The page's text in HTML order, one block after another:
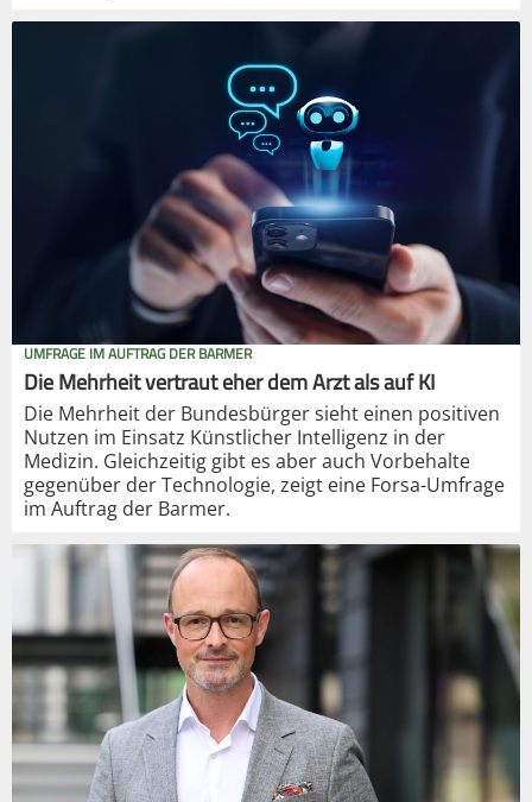
UMFRAGE IM AUFTRAG DER BARMER
Die Mehrheit vertraut eher dem Arzt als auf KI
Die Mehrheit der Bundesbürger sieht einen positiven
Nutzen im Einsatz Künstlicher Intelligenz in der
Medizin. Gleichzeitig gibt es aber auch Vorbehalte
gegenüber der Technologie, zeigt eine Forsa-Umfrage
im Auftrag der Barmer.